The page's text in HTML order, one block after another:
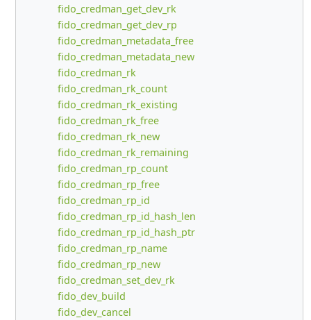
fido_credman_get_dev_rk
fido_credman_get_dev_rp
fido_credman_metadata_free
fido_credman_metadata_new
fido_credman_rk
fido_credman_rk_count
fido_credman_rk_existing
fido_credman_rk_free
fido_credman_rk_new
fido_credman_rk_remaining
fido_credman_rp_count
fido_credman_rp_free
fido_credman_rp_id
fido_credman_rp_id_hash_len
fido_credman_rp_id_hash_ptr
fido_credman_rp_name
fido_credman_rp_new
fido_credman_set_dev_rk
fido_dev_build
fido_dev_cancel